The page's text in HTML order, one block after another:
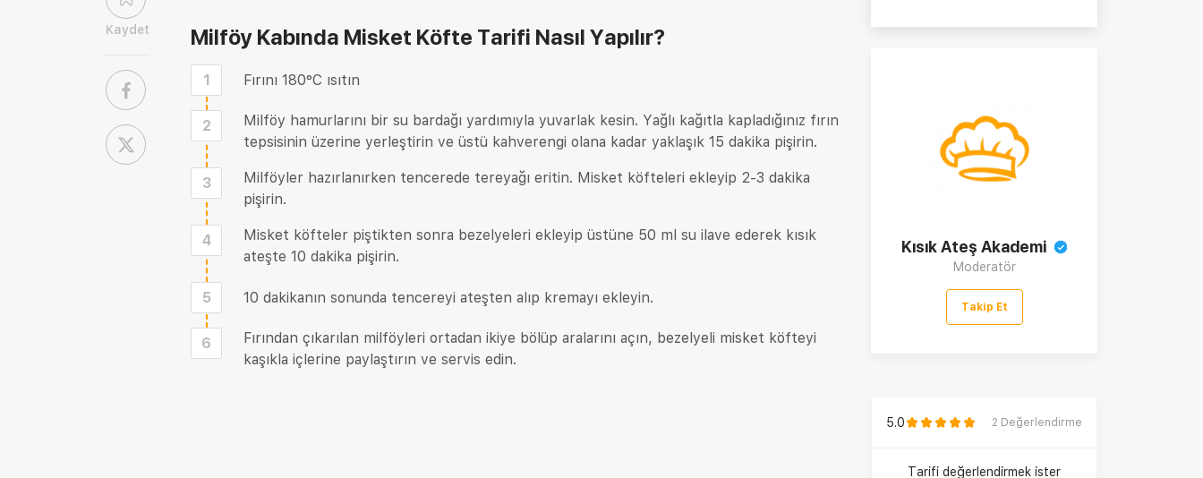
Kaydet Milföy Kabında Misket Köfte Tarifi Nasıl Yapılır?
1 Fırını 180°C ısıtın
2
Milföy hamurlarını bir su bardağı yardımıyla yuvarlak kesin. Yağlı kağıtla kapladığınız fırın
tepsisinin üzerine yerleştirin ve üstü kahverengi olana kadar yaklaşık 15 dakika pişirin.
3
Milföyler hazırlanırken tencerede tereyağı eritin. Misket köfteleri ekleyip 2-3 dakika
pişirin.
4
Misket köfteler piştikten sonra bezelyeleri ekleyip üstüne 50 ml su ilave ederek kısık
ateşte 10 dakika pişirin.
5 10 dakikanın sonunda tencereyi ateşten alıp kremayı ekleyin.
6
Fırından çıkarılan milföyleri ortadan ikiye bölüp aralarını açın, bezelyeli misket köfteyi
kaşıkla içlerine paylaştırın ve servis edin.
Kısık Ateş Akademi
Moderatör
Takip Et
5.0 2 Değerlendirme
Tarifi değerlendirmek ister